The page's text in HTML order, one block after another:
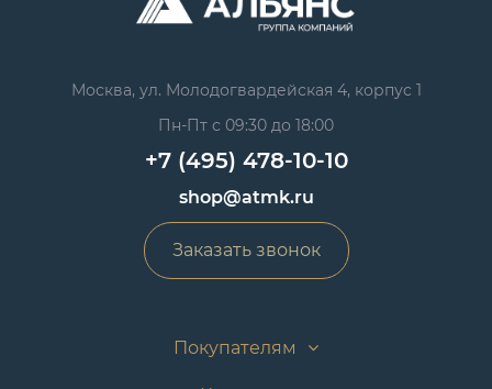
Москва, ул. Молодогвардейская 4, корпус 1
Пн-Пт с 09:30 до 18:00
+7 (495) 478-10-10
shop@atmk.ru
Заказать звонок
Покупателям